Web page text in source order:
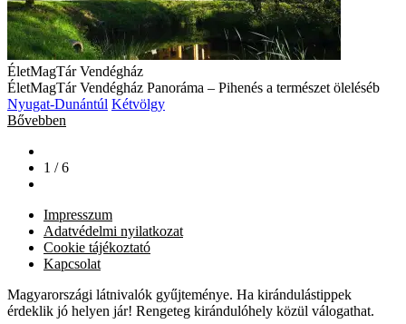
ÉletMagTár Vendégház
ÉletMagTár Vendégház Panoráma – Pihenés a természet öleléséb
Nyugat-Dunántúl Kétvölgy
Bővebben
1 / 6
Impresszum
Adatvédelmi nyilatkozat
Cookie tájékoztató
Kapcsolat
Magyarországi látnivalók gyűjteménye. Ha kirándulástippek
érdeklik jó helyen jár! Rengeteg kirándulóhely közül válogathat.